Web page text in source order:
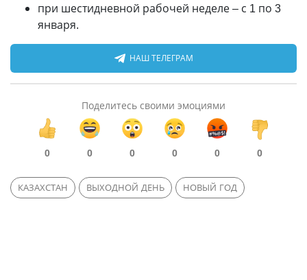
при шестидневной рабочей неделе – с 1 по 3
января.
НАШ ТЕЛЕГРАМ
Поделитесь своими эмоциями
0 0 0 0 0 0
КАЗАХСТАН ВЫХОДНОЙ ДЕНЬ НОВЫЙ ГОД